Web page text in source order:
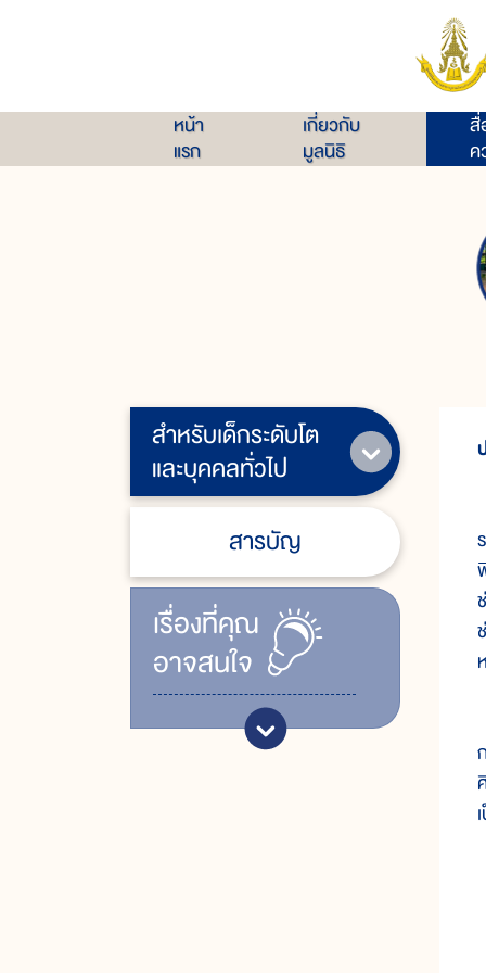
หน้า
แรก
เกี่ยวกับ
มูลนิธิ
สื่
ค
สำหรับเด็กระดับโต
และบุคคลทั่วไป
สารบัญ
เรื่ิองที่คุณ
อาจสนใจ